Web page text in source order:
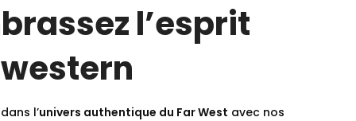
l’esprit
l’univers authentique du Far West avec nos